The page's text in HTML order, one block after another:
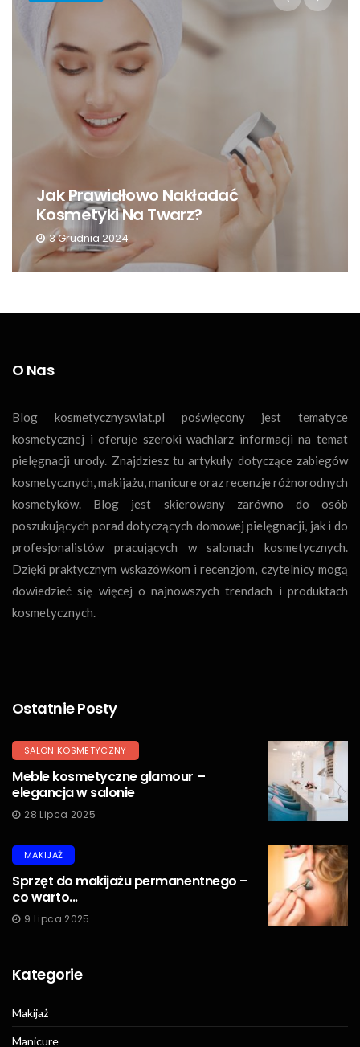
Dobre Kosmetyki Do Makijażu –
Ranking 2024
11 Lipca 2024
O Nas
Blog kosmetycznyswiat.pl poświęcony jest tematyce
kosmetycznej i oferuje szeroki wachlarz informacji na temat
pielęgnacji urody. Znajdziesz tu artykuły dotyczące zabiegów
kosmetycznych, makijażu, manicure oraz recenzje różnorodnych
kosmetyków. Blog jest skierowany zarówno do osób
poszukujących porad dotyczących domowej pielęgnacji, jak i do
profesjonalistów pracujących w salonach kosmetycznych.
Dzięki praktycznym wskazówkom i recenzjom, czytelnicy mogą
dowiedzieć się więcej o najnowszych trendach i produktach
kosmetycznych.
Ostatnie Posty
SALON KOSMETYCZNY
Meble kosmetyczne glamour –
elegancja w salonie
28 Lipca 2025
MAKIJAŻ
Sprzęt do makijażu permanentnego –
co warto...
9 Lipca 2025
Kategorie
Makijaż
Manicure